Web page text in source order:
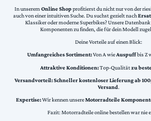
In unserem Online Shopprofitierst du nicht nur von der
auch von einer intuitiven Suche. Du suchst gezielt nach
Klassiker oder moderne Superbikes? Unsere
Komponenten zu finden, die für dein Modell
Deine Vorteile auf einen Blick:
Umfangreiches Sortiment:Von A wieAuspuffbis Z
Attraktive Konditionen:Top-Qualitätzu
Versandvorteil:Schneller kostenloser Lieferung ab
Versand.
Expertise:Wir kennen unsereMotorradteile
Fazit: Motorradteile online bestellen war nie